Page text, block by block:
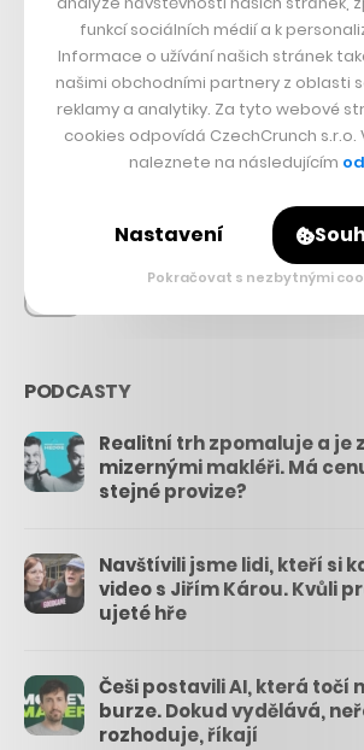
56.4k
PODCASTY
Realitní trh zpomaluje a je
mizernými makléři. Má
stejné provize?
Navštívili jsme lidi, kteří si
video s Jiřím Károu. Kvůli
ujeté hře
Češi postavili AI, která točí
burze. Dokud vydělává,
rozhoduje, říkají
funkcí sociálních médií a k
Informace o užívání našich stránek
našimi obchodními partnery z oblasti
reklamy a analytiky. Za tyto webové
cookies odpovídá CzechCrunch
naleznete na následujícím
Nastavení
Pokračovat s nezbytnými